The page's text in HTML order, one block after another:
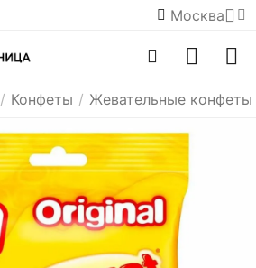
Москва
/ Конфеты / Жевательные конфеты